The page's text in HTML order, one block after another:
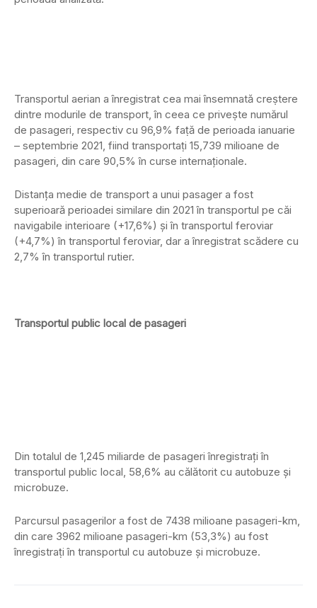
Transportul aerian a înregistrat cea mai însemnată creṣtere
dintre modurile de transport, în ceea ce priveṣte numărul
de pasageri, respectiv cu 96,9% faṭă de perioada ianuarie
– septembrie 2021, fiind transportaṭi 15,739 milioane de
pasageri, din care 90,5% în curse internaţionale.
Distanţa medie de transport a unui pasager a fost
superioară perioadei similare din 2021 în transportul pe căi
navigabile interioare (+17,6%) și în transportul feroviar
(+4,7%) în transportul feroviar, dar a înregistrat scădere cu
2,7% în transportul rutier.
Transportul public local de pasageri
Din totalul de 1,245 miliarde de pasageri înregistraţi în
transportul public local, 58,6% au călătorit cu autobuze şi
microbuze.
Parcursul pasagerilor a fost de 7438 milioane pasageri-km,
din care 3962 milioane pasageri-km (53,3%) au fost
înregistraṭi în transportul cu autobuze şi microbuze.